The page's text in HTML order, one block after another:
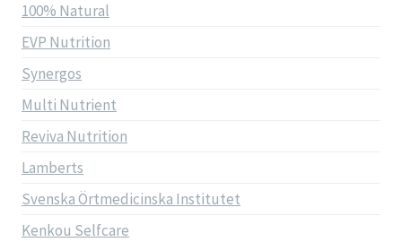
100% Natural
EVP Nutrition
Synergos
Multi Nutrient
Reviva Nutrition
Lamberts
Svenska Örtmedicinska Institutet
Kenkou Selfcare